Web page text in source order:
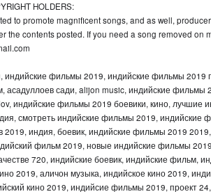
HOLDERS:
to promote magnificent songs, and as well,
the contents posted. If you need a song removed on
индийские фильмы 2019, индийские фильмы 2019
сади, alijon music, индийские фильмы
индийские фильмы 2019 боевики, кино, лучшие
смотреть индийские фильмы 2019, индийские
2019, индия, боевик, индийские фильмы 2019
фильм 2019, новые индийские фильмы
720, индийские боевик, индийские фильм,
2019, аличон музыка, индийское кино 2019,
кино 2019, индийсие фильмы 2019, проект